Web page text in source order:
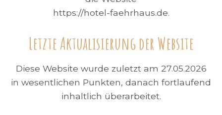
https://hotel-faehrhaus.de.
Letzte Aktualisierung der Website
Diese Website wurde zuletzt am 27.05.2026
in wesentlichen Punkten, danach fortlaufend
inhaltlich überarbeitet.